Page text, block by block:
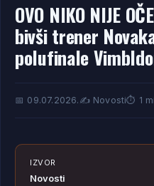
OVO NIKO NIJE
bivši trener
polufinale
📅 09.07.2026. ✍️ Novosti⏱️ 1
IZVOR
Novosti